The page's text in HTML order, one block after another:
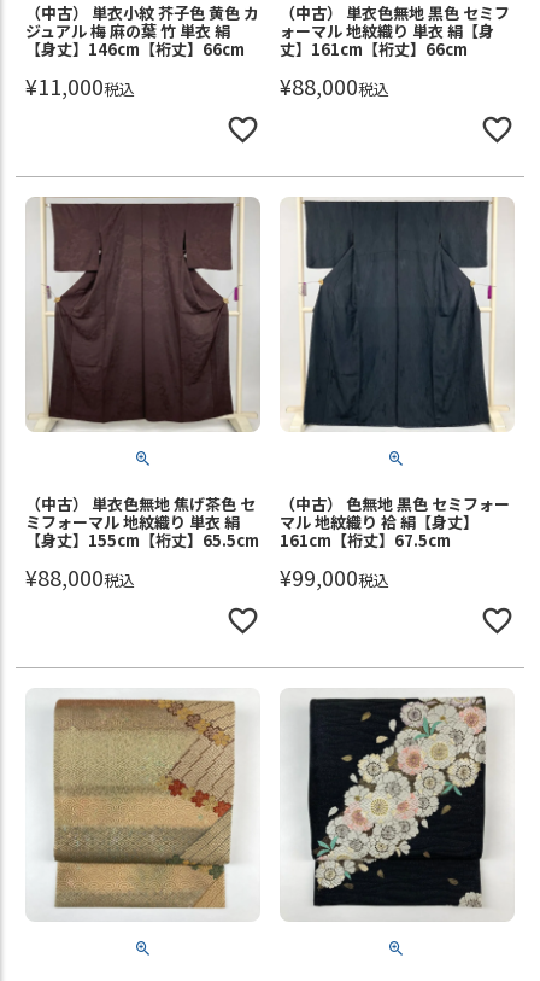
（中古） 単衣小紋 芥子色 黄色 カ
ジュアル 梅 麻の葉 竹 単衣 絹
【身丈】146cm【裄丈】66cm
¥11,000税込
（中古） 単衣色無地 黒色 セミフ
ォーマル 地紋織り 単衣 絹【身
丈】161cm【裄丈】66cm
¥88,000税込
（中古） 単衣色無地 焦げ茶色 セ
ミフォーマル 地紋織り 単衣 絹
【身丈】155cm【裄丈】65.5cm
¥88,000税込
（中古） 色無地 黒色 セミフォー
マル 地紋織り 袷 絹【身丈】
161cm【裄丈】67.5cm
¥99,000税込